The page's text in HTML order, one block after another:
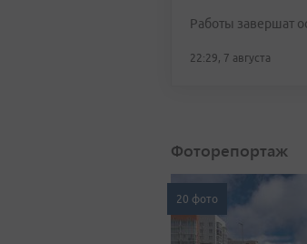
Работы завершат
22:29, 7 августа
Фоторепортаж
20 фото